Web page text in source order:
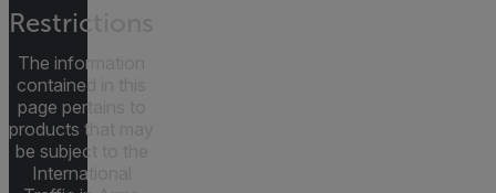
Restrictions
The information
contained in this
page pertains to
products that may
be subject to the
International